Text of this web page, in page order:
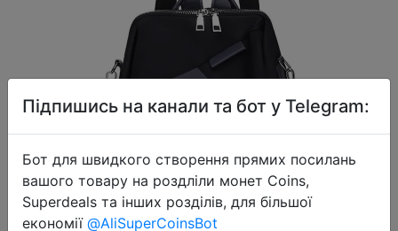
Підпишись на канали та бот у Telegram:
Бот для швидкого створення прямих посилань
вашого товару на роздліли монет Coins,
Superdeals та інших розділів, для більшої
економії @AliSuperCoinsBot